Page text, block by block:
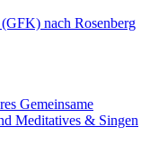
nach Rosenberg
Gemeinsame
Meditatives & Singen